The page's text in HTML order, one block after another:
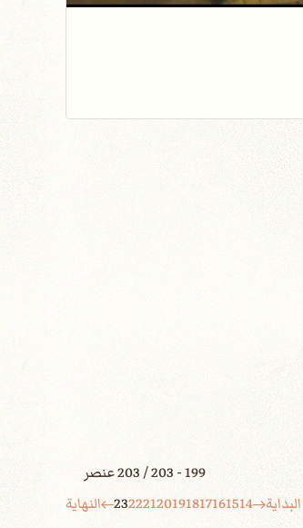
199 - 203 / 203 عنصر
البداية
14
15
16
17
18
19
20
21
22
23 النهاية